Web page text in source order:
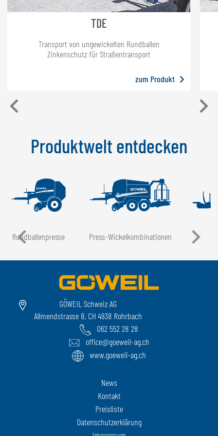
TDE
Transport von ungewickelten Rundballen
Zinkenschutz für Straßentransport
zum Produkt
Produktwelt entdecken
Rundballen­presse Press-Wickel­kombinationen
GÖWEIL Schweiz AG
Allmendstrasse 8, CH 4938 Rohrbach
062 552 28 28
office@goeweil-ag.ch
www.goeweil-ag.ch
News
Kontakt
Preisliste
Datenschutzerklärung